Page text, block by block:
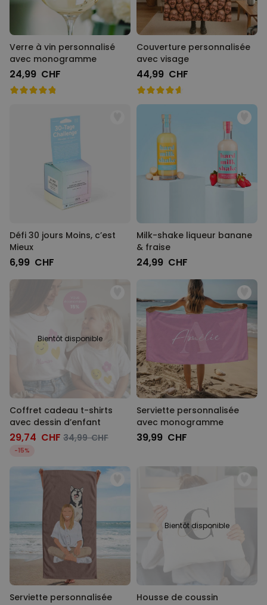
Verre à vin personnalisé
avec monogramme
24,99 CHF
Couverture personnalisée
avec visage
44,99 CHF
Défi 30 jours Moins, c’est
Mieux
6,99 CHF
Milk-shake liqueur banane
& fraise
24,99 CHF
Bientôt disponible
Coffret cadeau t-shirts
avec dessin d’enfant
29,74 CHF 34,99 CHF
-15%
Serviette personnalisée
avec monogramme
39,99 CHF
Serviette personnalisée
Bientôt disponible
Housse de coussin